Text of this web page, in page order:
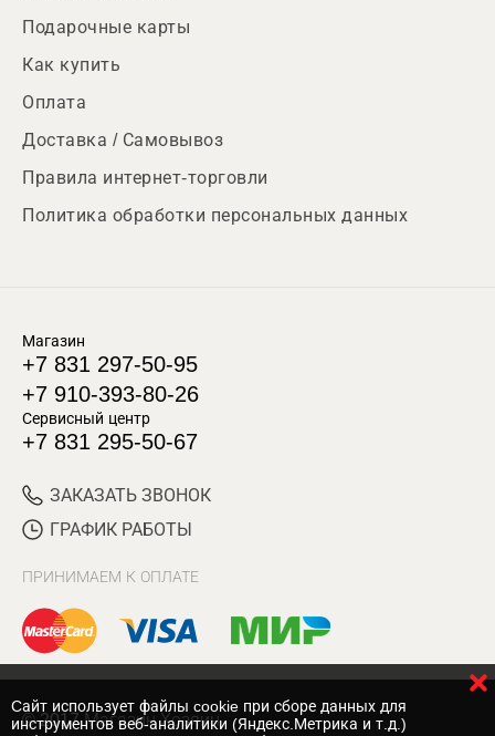
Подарочные карты
Как купить
Оплата
Доставка / Самовывоз
Правила интернет-торговли
Политика обработки персональных данных
Магазин
+7 831 297-50-95
+7 910-393-80-26
Сервисный центр
+7 831 295-50-67
ЗАКАЗАТЬ ЗВОНОК
ГРАФИК РАБОТЫ
ПРИНИМАЕМ К ОПЛАТЕ
© 2017 Магазин Хозяин
Cайт использует файлы cookie при сборе данных для
инструментов веб-аналитики (Яндекс.Метрика и т.д.)